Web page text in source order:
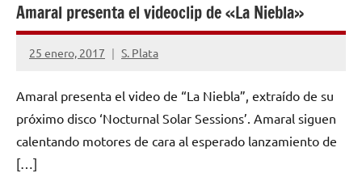
Amaral presenta el videoclip de «La Niebla»
25 enero, 2017 S. Plata
No
comentarios
Amaral presenta el video de “La Niebla”, extraído de su
próximo disco ‘Nocturnal Solar Sessions’. Amaral siguen
calentando motores de cara al esperado lanzamiento de
[…]